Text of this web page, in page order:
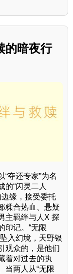
的暗夜行
夺还专家”为名
“闪灵二人
缘，接受委托
糅合热血、悬疑
主羁绊与人X 探
印记。“无限
入幻境，天野银
观众的，是他们
着对过去的执
当两人从“无限